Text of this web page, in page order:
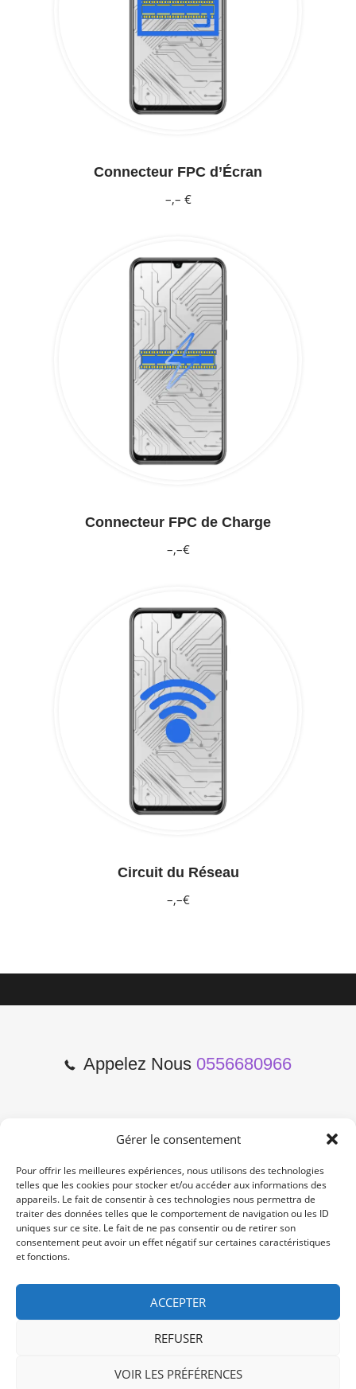
Gérer le consentement
Pour offrir les meilleures expériences, nous utilisons des technologies
telles que les cookies pour stocker et/ou accéder aux informations des
appareils. Le fait de consentir à ces technologies nous permettra de
traiter des données telles que le comportement de navigation ou les ID
uniques sur ce site. Le fait de ne pas consentir ou de retirer son
consentement peut avoir un effet négatif sur certaines caractéristiques
et fonctions.
ACCEPTER
REFUSER
VOIR LES PRÉFÉRENCES
Connecteur FPC d’Écran
–,– €
Connecteur FPC de Charge
–,–€
Circuit du Réseau
–,–€
Appelez Nous 0556680966
2 Cours de l'Yser 33800
Bordeaux
Lun-Samedi: 10:00 -19:00
Non Stop
/ /